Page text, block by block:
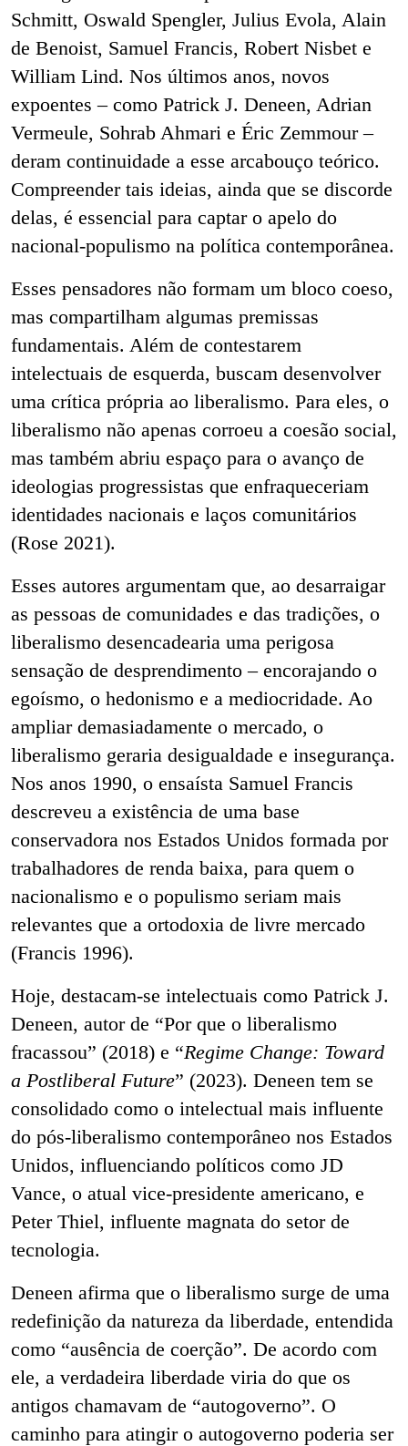
Schmitt, Oswald Spengler, Julius Evola, Alain
de Benoist, Samuel Francis, Robert Nisbet e
William Lind. Nos últimos anos, novos
expoentes – como Patrick J. Deneen, Adrian
Vermeule, Sohrab Ahmari e Éric Zemmour –
deram continuidade a esse arcabouço teórico.
Compreender tais ideias, ainda que se discorde
delas, é essencial para captar o apelo do
nacional-populismo na política contemporânea.
Esses pensadores não formam um bloco coeso,
mas compartilham algumas premissas
fundamentais. Além de contestarem
intelectuais de esquerda, buscam desenvolver
uma crítica própria ao liberalismo. Para eles, o
liberalismo não apenas corroeu a coesão social,
mas também abriu espaço para o avanço de
ideologias progressistas que enfraqueceriam
identidades nacionais e laços comunitários
(Rose 2021).
Esses autores argumentam que, ao desarraigar
as pessoas de comunidades e das tradições, o
liberalismo desencadearia uma perigosa
sensação de desprendimento – encorajando o
egoísmo, o hedonismo e a mediocridade. Ao
ampliar demasiadamente o mercado, o
liberalismo geraria desigualdade e insegurança.
Nos anos 1990, o ensaísta Samuel Francis
descreveu a existência de uma base
conservadora nos Estados Unidos formada por
trabalhadores de renda baixa, para quem o
nacionalismo e o populismo seriam mais
relevantes que a ortodoxia de livre mercado
(Francis 1996).
Hoje, destacam-se intelectuais como Patrick J.
Deneen, autor de “Por que o liberalismo
fracassou” (2018) e “Regime Change: Toward
a Postliberal Future” (2023). Deneen tem se
consolidado como o intelectual mais influente
do pós-liberalismo contemporâneo nos Estados
Unidos, influenciando políticos como JD
Vance, o atual vice-presidente americano, e
Peter Thiel, influente magnata do setor de
tecnologia.
Deneen afirma que o liberalismo surge de uma
redefinição da natureza da liberdade, entendida
como “ausência de coerção”. De acordo com
ele, a verdadeira liberdade viria do que os
antigos chamavam de “autogoverno”. O
caminho para atingir o autogoverno poderia ser